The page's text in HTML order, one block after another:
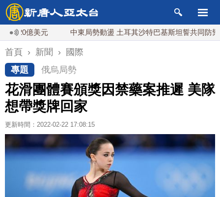
億美元 中東局勢動盪 土耳其沙特巴基斯坦誓共同防禦
首頁 › 新聞 ›
國際
專題
俄烏局勢
花滑團體賽頒獎因禁藥案推遲 美隊
想帶獎牌回家
更新時間：2022-02-22 17:08:15